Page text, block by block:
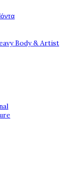
Body & Artist